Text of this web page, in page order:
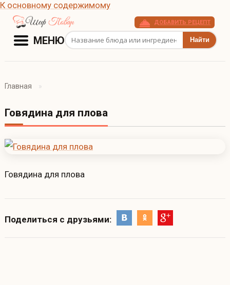
К основному содержимому
ДОБАВИТЬ РЕЦЕПТ
МЕНЮ Поиск рецептов
Главная
Говядина для плова
Говядина для плова
Поделиться с друзьями: